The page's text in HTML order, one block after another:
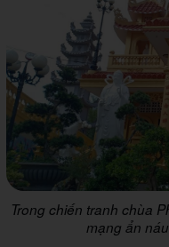
Trong chiến tranh chùa
mạng ẩn